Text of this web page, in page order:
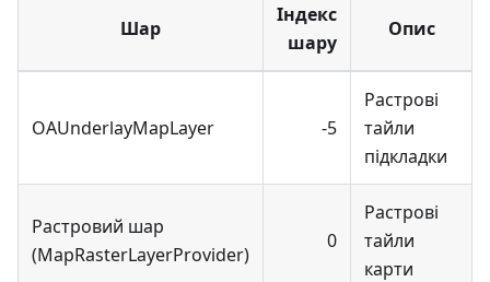
Шар
Індекс
шару
Опис
OAUnderlayMapLayer -5
Растрові
тайли
підкладки
Растровий шар
(MapRasterLayerProvider)
0
Растрові
тайли
карти